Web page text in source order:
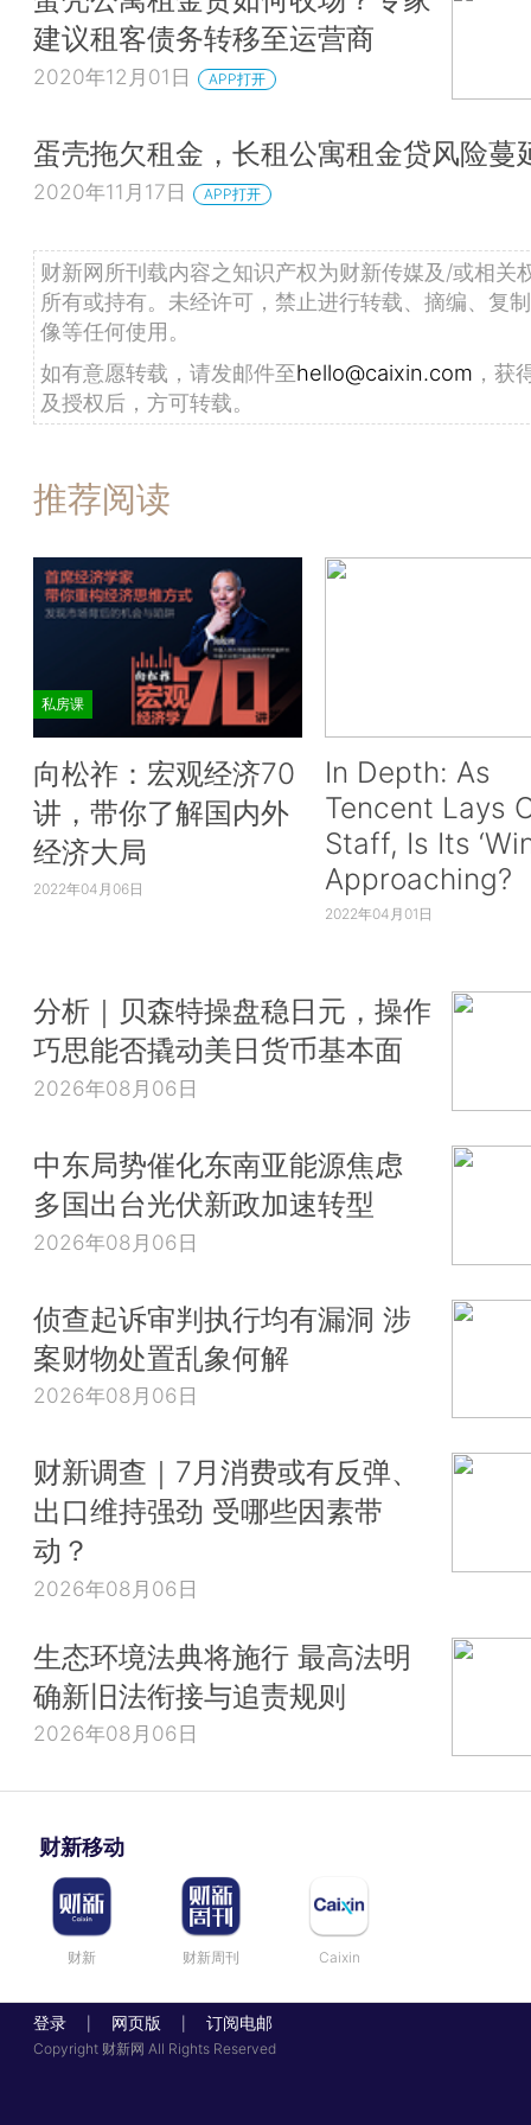
建议租客债务转移至运营商
2020年12月01日 APP打开
蛋壳拖欠租金，长租公寓租金贷风险蔓
2020年11月17日 APP打开
财新网所刊载内容之知识产权为财新传媒及/或相关
所有或持有。未经许可，禁止进行转载、摘编、复
像等任何使用。
如有意愿转载，请发邮件至hello@caixin.com ，获
及授权后，方可转载。
推荐阅读
私房课
向松祚：宏观经济70
讲，带你了解国内外
经济大局
2022年04月06日
In Depth: As
Tencent Lays
Staff, Is Its
Approaching?
2022年04月01日
分析｜贝森特操盘稳日元，操作
巧思能否撬动美日货币基本面
2026年08月06日
中东局势催化东南亚能源焦虑
多国出台光伏新政加速转型
2026年08月06日
侦查起诉审判执行均有漏洞 涉
案财物处置乱象何解
2026年08月06日
财新调查｜7月消费或有反弹、
出口维持强劲 受哪些因素带
动？
2026年08月06日
生态环境法典将施行 最高法明
确新旧法衔接与追责规则
2026年08月06日
财新移动
财新 财新周刊 Caixin
登录 网页版 订阅电邮
Copyright 财新网 All Rights Reserved